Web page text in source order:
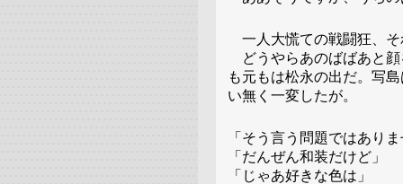
一人大慌ての戦闘狂、そ
どうやらあのばばあと顔
も元もは松永の出だ。写
い無く一変したが。
「そう言う問題ではあり
「だんぜん和装だけど」
「じゃあ好きな色は」